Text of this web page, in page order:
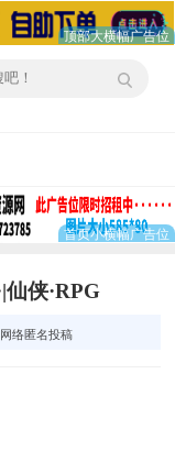
侠·RPG
络匿名投稿